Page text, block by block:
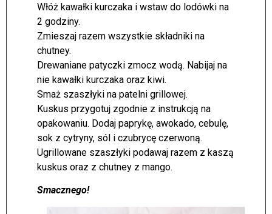
Włóż kawałki kurczaka i wstaw do lodówki na
2 godziny.
Zmieszaj razem wszystkie składniki na
chutney.
Drewaniane patyczki zmocz wodą. Nabijaj na
nie kawałki kurczaka oraz kiwi.
Smaż szaszłyki na patelni grillowej.
Kuskus przygotuj zgodnie z instrukcją na
opakowaniu. Dodaj paprykę, awokado, cebulę,
sok z cytryny, sól i czubrycę czerwoną.
Ugrillowane szaszłyki podawaj razem z kaszą
kuskus oraz z chutney z mango.
Smacznego!